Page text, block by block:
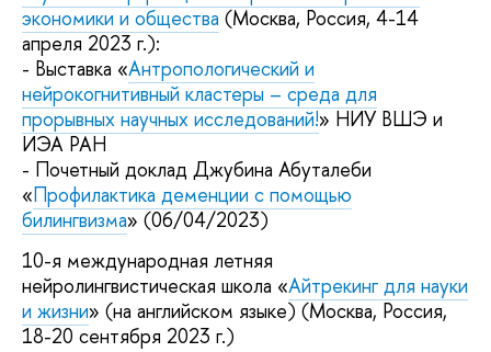
экономики и общества (Москва, Россия, 4-14
апреля 2023 г.):
- Выставка «Антропологический и
нейрокогнитивный кластеры – среда для
прорывных научных исследований!» НИУ ВШЭ и
ИЭА РАН
- Почетный доклад Джубина Абуталеби
«Профилактика деменции с помощью
билингвизма» (06/04/2023)
10-я международная летняя
нейролингвистическая школа «Айтрекинг для науки
и жизни» (на английском языке) (Москва, Россия,
18-20 сентября 2023 г.)